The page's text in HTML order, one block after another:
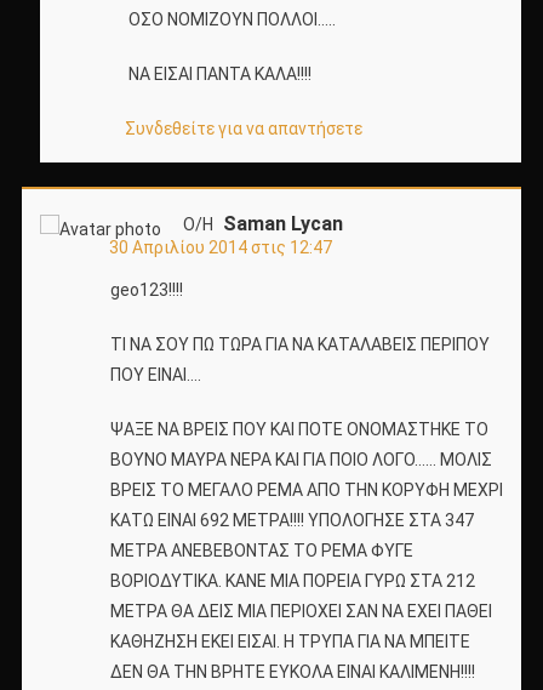
ΟΣΟ ΝΟΜΙΖΟΥΝ ΠΟΛΛΟΙ…..
ΝΑ ΕΙΣΑΙ ΠΑΝΤΑ ΚΑΛΑ!!!!
Συνδεθείτε για να απαντήσετε
Ο/Η Saman Lycan
30 Απριλίου 2014 στις 12:47
geo123!!!!
TI ΝΑ ΣΟΥ ΠΩ ΤΩΡΑ ΓΙΑ ΝΑ ΚΑΤΑΛΑΒΕΙΣ ΠΕΡΙΠΟΥ
ΠΟΥ ΕΙΝΑΙ….
ΨΑΞΕ ΝΑ ΒΡΕΙΣ ΠΟΥ ΚΑΙ ΠΟΤΕ ΟΝΟΜΑΣΤΗΚΕ ΤΟ
ΒΟΥΝΟ ΜΑΥΡΑ ΝΕΡΑ ΚΑΙ ΓΙΑ ΠΟΙΟ ΛΟΓΟ…… ΜΟΛΙΣ
ΒΡΕΙΣ ΤΟ ΜΕΓΑΛΟ ΡΕΜΑ ΑΠΟ ΤΗΝ ΚΟΡΥΦΗ ΜΕΧΡΙ
ΚΑΤΩ ΕΙΝΑΙ 692 ΜΕΤΡΑ!!!! ΥΠΟΛΟΓΗΣΕ ΣΤΑ 347
ΜΕΤΡΑ ΑΝΕΒΕΒΟΝΤΑΣ ΤΟ ΡΕΜΑ ΦΥΓΕ
ΒΟΡΙΟΔΥΤΙΚΑ. ΚΑΝΕ ΜΙΑ ΠΟΡΕΙΑ ΓΥΡΩ ΣΤΑ 212
ΜΕΤΡΑ ΘΑ ΔΕΙΣ ΜΙΑ ΠΕΡΙΟΧΕΙ ΣΑΝ ΝΑ ΕΧΕΙ ΠΑΘΕΙ
ΚΑΘΗΖΗΣΗ ΕΚΕΙ ΕΙΣΑΙ. Η ΤΡΥΠΑ ΓΙΑ ΝΑ ΜΠΕΙΤΕ
ΔΕΝ ΘΑ ΤΗΝ ΒΡΗΤΕ ΕΥΚΟΛΑ ΕΙΝΑΙ ΚΑΛΙΜΕΝΗ!!!!